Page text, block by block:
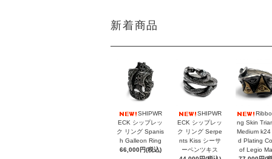
新着商品
SHIPWR
ECK シップレッ
ク リング Spanis
h Galleon Ring
66,000円(税込)
SHIPWR
ECK シップレッ
ク リング Serpe
nts Kiss シーサ
ーペンツキス
ng Skin
Medium k24
d Plating
of Legio